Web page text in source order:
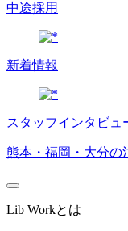
中途採用
新着情報
スタッフインタビュ
熊本・福岡・大分の
Lib Workとは